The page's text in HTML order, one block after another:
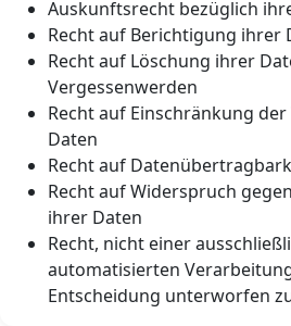
Auskunftsrecht bezüglich
Recht auf Berichtigung ihrer
Recht auf Löschung ihrer
Vergessenwerden
Recht auf Einschränkung
Daten
Recht auf
Recht auf Widerspruch
ihrer Daten
Recht, nicht einer
automatisierten
Entscheidung unterworfen